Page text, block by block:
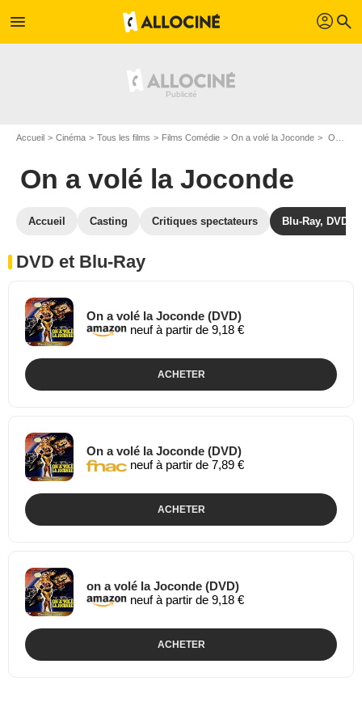
menu profil search
Accueil Cinéma Tous les films Films Comédie On a volé la Joconde On a volé la Joconde en DVD Blu Ray
On a volé la Joconde
Accueil Casting Critiques spectateurs Blu-Ray, DVD
DVD et Blu-Ray
On a volé la Joconde (DVD)
neuf à partir de 9,18 €
ACHETER
On a volé la Joconde (DVD)
neuf à partir de 7,89 €
ACHETER
on a volé la Joconde (DVD)
neuf à partir de 9,18 €
ACHETER